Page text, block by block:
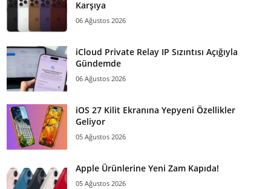
Karşıya
06 Ağustos 2026
iCloud Private Relay IP Sızıntısı Açığıyla
Gündemde
06 Ağustos 2026
iOS 27 Kilit Ekranına Yepyeni Özellikler
Geliyor
05 Ağustos 2026
Apple Ürünlerine Yeni Zam Kapıda!
05 Ağustos 2026